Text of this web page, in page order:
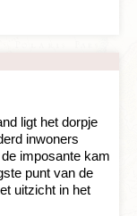
ligt het dorpje
inwoners
imposante kam
punt van de
uitzicht in het